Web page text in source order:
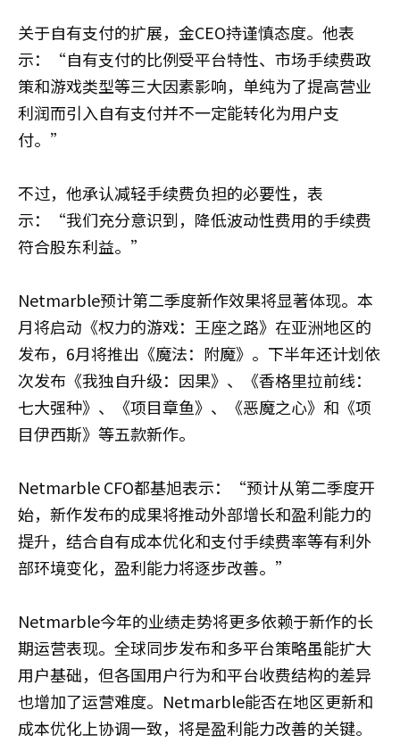
关于自有支付的扩展，金CEO持谨慎态度。他表
示：“自有支付的比例受平台特性、市场手续费政
策和游戏类型等三大因素影响，单纯为了提高营业
利润而引入自有支付并不一定能转化为用户支
付。”
不过，他承认减轻手续费负担的必要性，表
示：“我们充分意识到，降低波动性费用的手续费
符合股东利益。”
Netmarble预计第二季度新作效果将显著体现。本
月将启动《权力的游戏：王座之路》在亚洲地区的
发布，6月将推出《魔法：附魔》。下半年还计划依
次发布《我独自升级：因果》、《香格里拉前线：
七大强种》、《项目章鱼》、《恶魔之心》和《项
目伊西斯》等五款新作。
Netmarble CFO都基旭表示：“预计从第二季度开
始，新作发布的成果将推动外部增长和盈利能力的
提升，结合自有成本优化和支付手续费率等有利外
部环境变化，盈利能力将逐步改善。”
Netmarble今年的业绩走势将更多依赖于新作的长
期运营表现。全球同步发布和多平台策略虽能扩大
用户基础，但各国用户行为和平台收费结构的差异
也增加了运营难度。Netmarble能否在地区更新和
成本优化上协调一致，将是盈利能力改善的关键。